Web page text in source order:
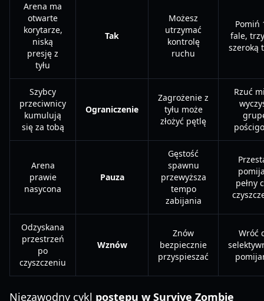
Arena ma
otwarte
korytarze,
niską
presję z
tyłu
Tak
Możesz
utrzymać
kontrolę
ruchu
Pomiń
fale,
szeroką
Szybcy
przeciwnicy
kumulują
się za tobą
Ograniczenie
Zagrożenie z
tyłu może
złożyć pętlę
Rzuć
Arena
prawie
nasycona
Pauza
Gęstość
spawnu
przewyższa
tempo
zabijania
pełny
Odzyskana
przestrzeń
po
czyszczeniu
Wznów
Znów
bezpiecznie
przyspieszać
Wróć
Niezawodny cykl postępu w Survive Zombie